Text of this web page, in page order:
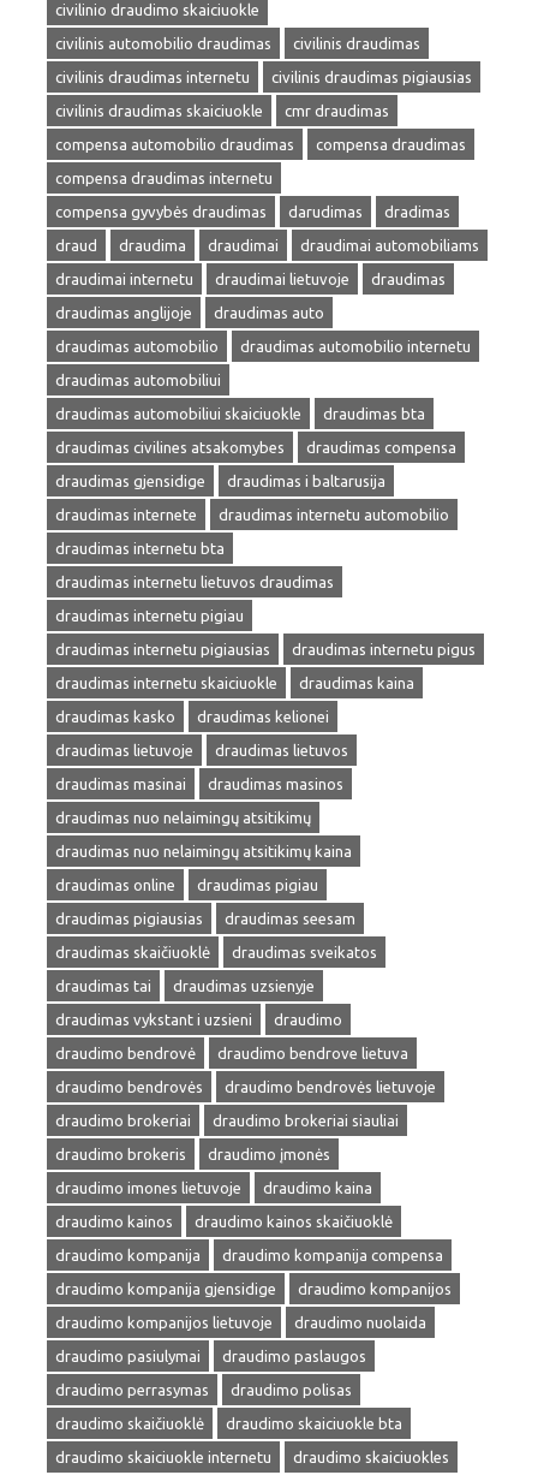
civilinio draudimo skaiciuokle
civilinis automobilio draudimas
civilinis draudimas
civilinis draudimas internetu
civilinis draudimas pigiausias
civilinis draudimas skaiciuokle
cmr draudimas
compensa automobilio draudimas
compensa draudimas
compensa draudimas internetu
compensa gyvybės draudimas
darudimas
dradimas
draud
draudima draudimai
draudimai automobiliams
draudimai internetu
draudimai lietuvoje
draudimas
draudimas anglijoje
draudimas auto
draudimas automobilio
draudimas automobilio internetu
draudimas automobiliui
draudimas automobiliui skaiciuokle
draudimas bta
draudimas civilines atsakomybes
draudimas compensa
draudimas gjensidige
draudimas i baltarusija
draudimas internete
draudimas internetu automobilio
draudimas internetu bta
draudimas internetu lietuvos draudimas
draudimas internetu pigiau
draudimas internetu pigiausias
draudimas internetu pigus
draudimas internetu skaiciuokle
draudimas kaina
draudimas kasko
draudimas kelionei
draudimas lietuvoje
draudimas lietuvos
draudimas masinai
draudimas masinos
draudimas nuo nelaimingų atsitikimų
draudimas nuo nelaimingų atsitikimų kaina
draudimas online
draudimas pigiau
draudimas pigiausias
draudimas seesam
draudimas skaičiuoklė
draudimas sveikatos
draudimas tai
draudimas uzsienyje
draudimas vykstant i uzsieni
draudimo
draudimo bendrovė
draudimo bendrove lietuva
draudimo bendrovės
draudimo bendrovės lietuvoje
draudimo brokeriai
draudimo brokeriai siauliai
draudimo brokeris
draudimo įmonės
draudimo imones lietuvoje
draudimo kaina
draudimo kainos
draudimo kainos skaičiuoklė
draudimo kompanija
draudimo kompanija compensa
draudimo kompanija gjensidige
draudimo kompanijos
draudimo kompanijos lietuvoje
draudimo nuolaida
draudimo pasiulymai
draudimo paslaugos
draudimo perrasymas
draudimo polisas
draudimo skaičiuoklė
draudimo skaiciuokle bta
draudimo skaiciuokle internetu
draudimo skaiciuokles